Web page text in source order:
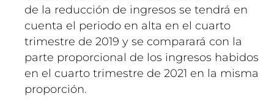
de la reducción de ingresos se tendrá en
cuenta el periodo en alta en el cuarto
trimestre de 2019 y se comparará con la
parte proporcional de los ingresos habidos
en el cuarto trimestre de 2021 en la misma
proporción.